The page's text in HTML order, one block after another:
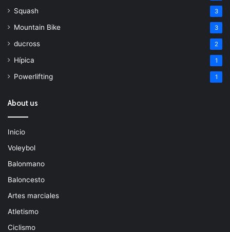
Squash 3
Mountain Bike 3
ducross 2
Hípica 1
Powerlifting 1
About us
Inicio
Voleybol
Balonmano
Baloncesto
Artes marciales
Atletismo
Ciclismo